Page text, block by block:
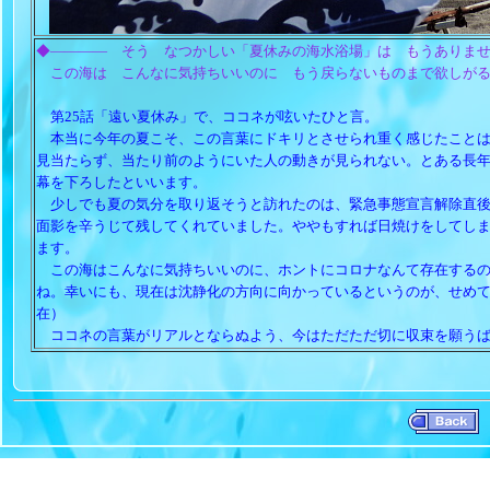
◆―――― そう なつかしい「夏休みの海水浴場」は もうありませ
この海は こんなに気持ちいいのに もう戻らないものまで欲しが
第25話「遠い夏休み」で、ココネが呟いたひと言。
本当に今年の夏こそ、この言葉にドキリとさせられ重く感じたこと
見当たらず、当たり前のようにいた人の動きが見られない。とある長
幕を下ろしたといいます。
少しでも夏の気分を取り返そうと訪れたのは、緊急事態宣言解除直
面影を辛うじて残してくれていました。ややもすれば日焼けをしてし
ます。
この海はこんなに気持ちいいのに、ホントにコロナなんて存在する
ね。幸いにも、現在は沈静化の方向に向かっているというのが、せ
在）
ココネの言葉がリアルとならぬよう、今はただただ切に収束を願う